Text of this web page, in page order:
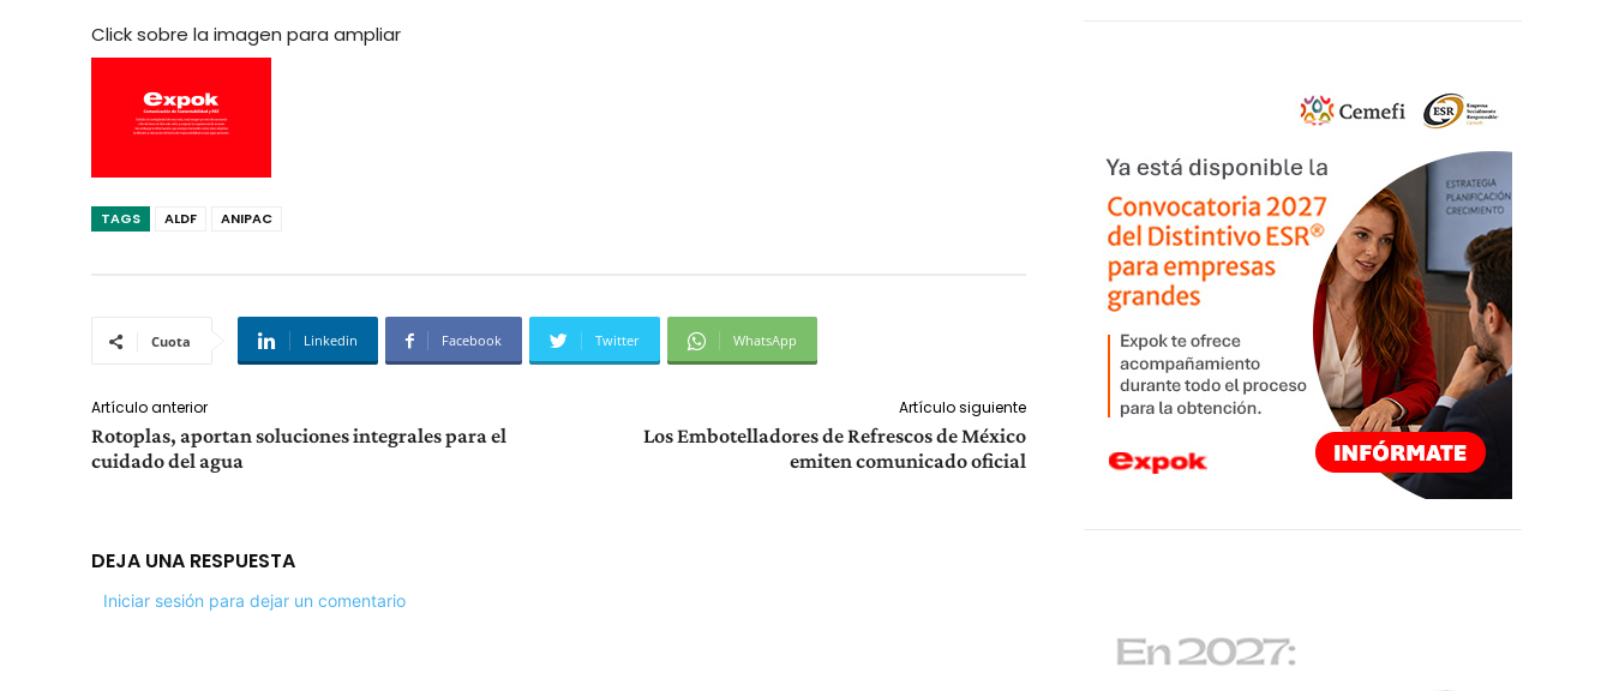
Click sobre la imagen para ampliar
TAGS ALDF ANIPAC
Cuota Linkedin Facebook Twitter WhatsApp
Artículo anterior
Rotoplas, aportan soluciones integrales para el
cuidado del agua
Artículo siguiente
Los Embotelladores de Refrescos de México
emiten comunicado oficial
DEJA UNA RESPUESTA
Iniciar sesión para dejar un comentario